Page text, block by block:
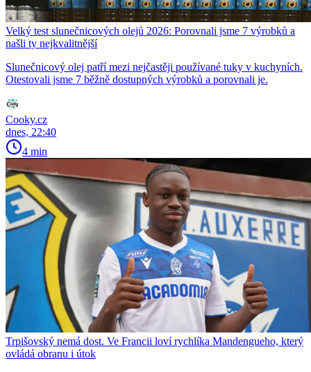
Velký test slunečnicových olejů 2026: Porovnali jsme 7 výrobků a
našli ty nejkvalitnější
Slunečnicový olej patří mezi nejčastěji používané tuky v kuchyních.
Otestovali jsme 7 běžně dostupných výrobků a porovnali je.
Cooky.cz
dnes, 22:40
4 min
Trpišovský nemá dost. Ve Francii loví rychlíka Mandengueho, který
ovládá obranu i útok